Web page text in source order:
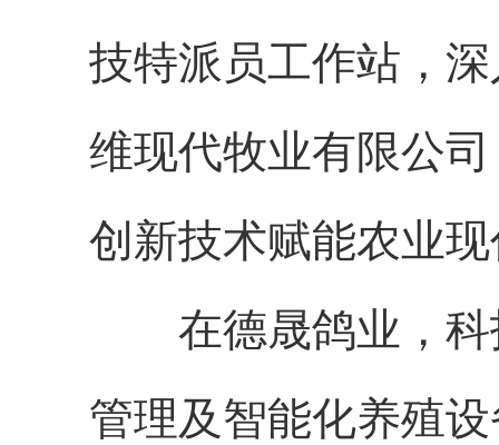
技特派员工作站，
维现代牧业有限公
创新技术赋能农业
在德晟鸽业，科
管理及智能化养殖